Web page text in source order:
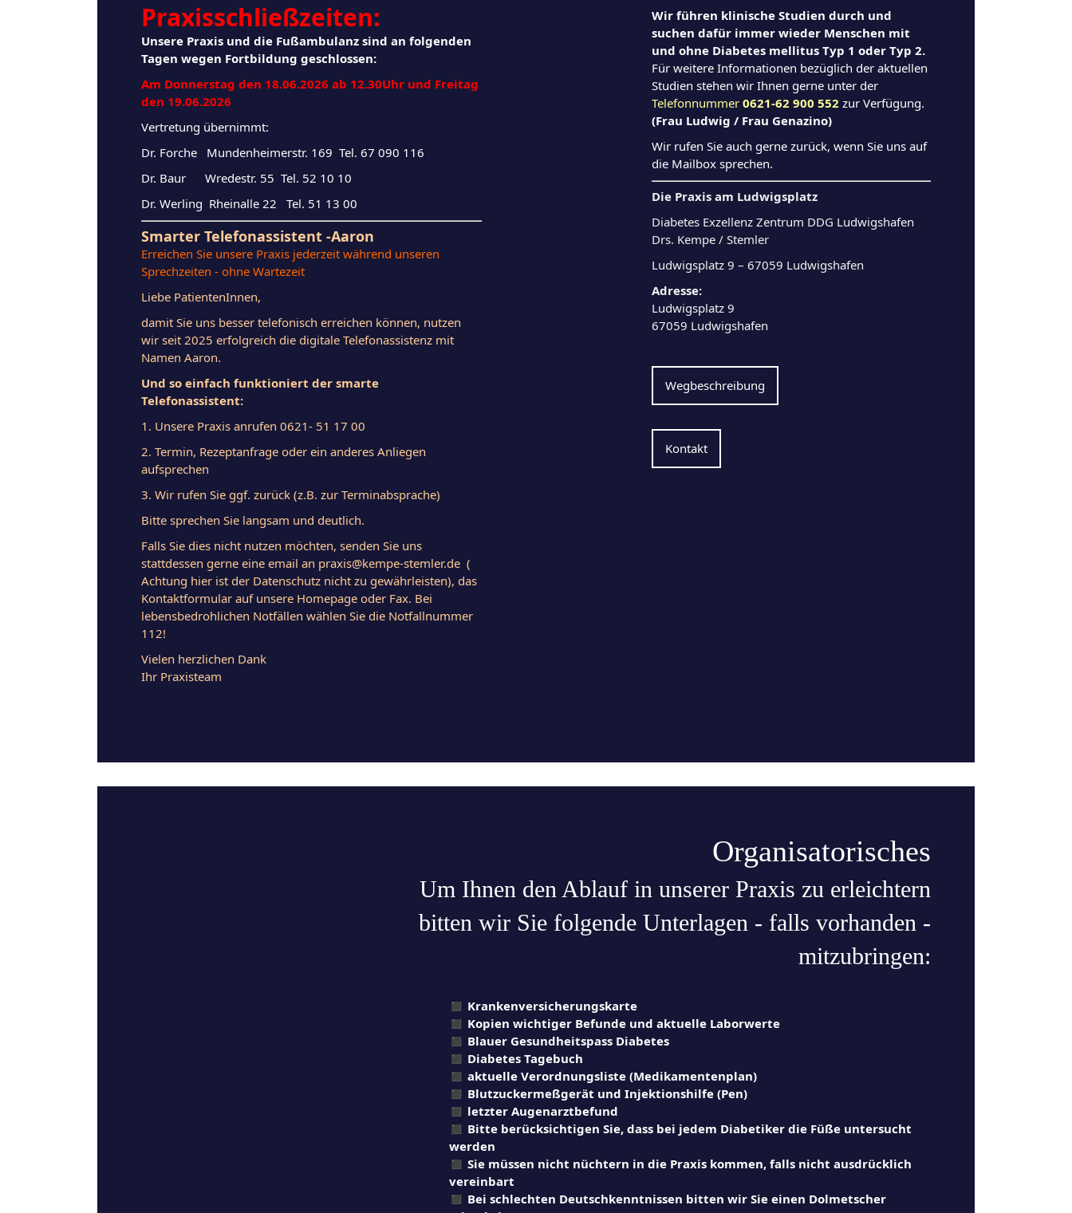
Praxisschließzeiten:
Unsere Praxis und die Fußambulanz sind an folgenden
Tagen wegen Fortbildung geschlossen:
Am Donnerstag den 18.06.2026 ab 12.30Uhr und Freitag
den 19.06.2026
Vertretung übernimmt:
Dr. Forche Mundenheimerstr. 169 Tel. 67 090 116
Dr. Baur Wredestr. 55 Tel. 52 10 10
Dr. Werling Rheinalle 22 Tel. 51 13 00
Smarter Telefonassistent -Aaron
Erreichen Sie unsere Praxis jederzeit während unseren
Sprechzeiten - ohne Wartezeit
Liebe PatientenInnen,
damit Sie uns besser telefonisch erreichen können, nutzen
wir seit 2025 erfolgreich die digitale Telefonassistenz mit
Namen Aaron.
Und so einfach funktioniert der smarte
Telefonassistent:
1. Unsere Praxis anrufen 0621- 51 17 00
2. Termin, Rezeptanfrage oder ein anderes Anliegen
aufsprechen
3. Wir rufen Sie ggf. zurück (z.B. zur Terminabsprache)
Bitte sprechen Sie langsam und deutlich.
Falls Sie dies nicht nutzen möchten, senden Sie uns
stattdessen gerne eine email an praxis@kempe-stemler.de (
Achtung hier ist der Datenschutz nicht zu gewährleisten), das
Kontaktformular auf unsere Homepage oder Fax. Bei
lebensbedrohlichen Notfällen wählen Sie die Notfallnummer
112!
Vielen herzlichen Dank
Ihr Praxisteam
Wir führen klinische Studien durch und
suchen dafür immer wieder Menschen mit
und ohne Diabetes mellitus Typ 1 oder Typ 2.
Für weitere Informationen bezüglich der aktuellen
Studien stehen wir Ihnen gerne unter der
Telefonnummer0621-62 900 552zur Verfügung.
(Frau Ludwig / Frau Genazino)
Wir rufen Sie auch gerne zurück, wenn Sie uns auf
die Mailbox sprechen.
Die Praxis am Ludwigsplatz
Diabetes Exzellenz Zentrum DDG Ludwigshafen
Drs. Kempe / Stemler
Ludwigsplatz 9 – 67059 Ludwigshafen
Adresse:
Ludwigsplatz 9
67059 Ludwigshafen
Wegbeschreibung
Kontakt
Organisatorisches
Um Ihnen den Ablauf in unserer Praxis zu erleichtern
bitten wir Sie folgende Unterlagen - falls vorhanden -
mitzubringen:
◼︎ Krankenversicherungskarte
◼︎ Kopien wichtiger Befunde und aktuelle Laborwerte
◼︎ Blauer Gesundheitspass Diabetes
◼︎ Diabetes Tagebuch
◼︎ aktuelle Verordnungsliste (Medikamentenplan)
◼︎ Blutzuckermeßgerät und Injektionshilfe (Pen)
◼︎ letzter Augenarztbefund
◼︎ Bitte berücksichtigen Sie, dass bei jedem Diabetiker die Füße untersucht
werden
◼︎ Sie müssen nicht nüchtern in die Praxis kommen, falls nicht ausdrücklich
vereinbart
◼︎ Bei schlechten Deutschkenntnissen bitten wir Sie einen Dolmetscher